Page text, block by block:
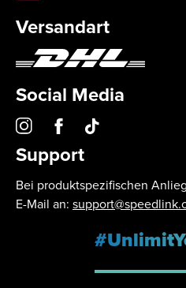
Versandart
Social Media
Support
Bei produktspezifischen
E-Mail an: